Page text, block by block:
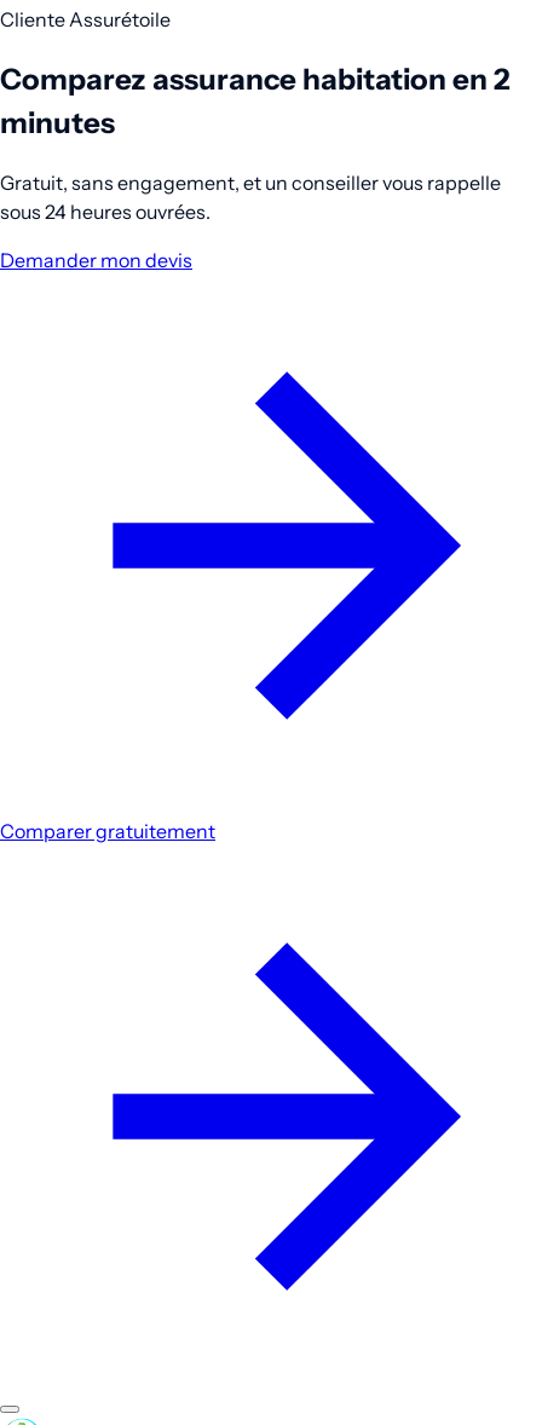
Cliente Assurétoile
Comparez assurance habitation en 2
minutes
Gratuit, sans engagement, et un conseiller vous rappelle
sous 24 heures ouvrées.
Demander mon devis
Comparer gratuitement